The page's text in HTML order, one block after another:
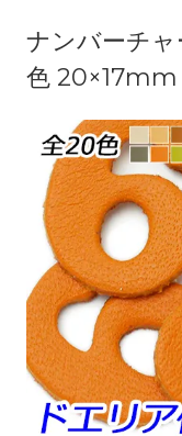
ナンバーチ
色